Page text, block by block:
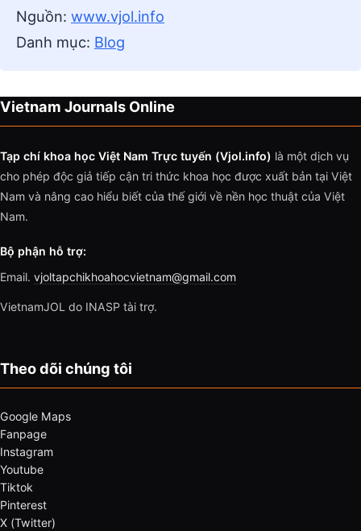
Nguồn: www.vjol.info
Danh mục: Blog
Vietnam Journals Online
Tạp chí khoa học Việt Nam Trực tuyến (Vjol.info) là một dịch vụ
cho phép độc giả tiếp cận tri thức khoa học được xuất bản tại Việt
Nam và nâng cao hiểu biết của thế giới về nền học thuật của Việt
Nam.
Bộ phận hỗ trợ:
Email. vjoltapchikhoahocvietnam@gmail.com
VietnamJOL do INASP tài trợ.
Theo dõi chúng tôi
Google Maps
Fanpage
Instagram
Youtube
Tiktok
Pinterest
X (Twitter)